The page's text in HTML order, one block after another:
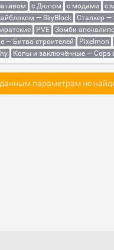
с Дюпом с модами с
— SkyBlock Сталкер —
PVE Зомби
— Битва строителей Pixelmon
Копы и заключённые — Cops
параметрам не